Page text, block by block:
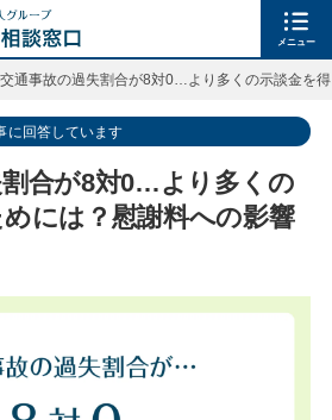
メニュー
交通事故の過失割合が8対0…より多くの示談金を
事に回答しています
合が8対0…より多くの
には？慰謝料への影響